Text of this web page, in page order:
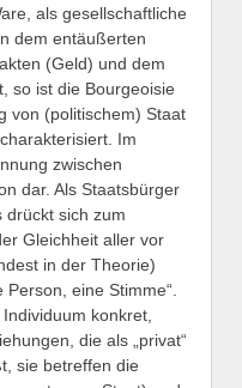
als gesellschaftliche
dem entäußerten
(Geld) und dem
so ist die Bourgeoisie
von (politischem) Staat
Im
zwischen
dar. Als Staatsbürger
drückt sich zum
Gleichheit aller vor
in der Theorie)
eine Stimme“.
konkret,
die als „privat“
sie betreffen die